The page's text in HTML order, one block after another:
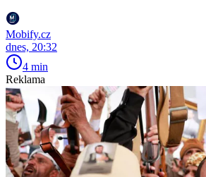
Mobify.cz
dnes, 20:32
4 min
Reklama